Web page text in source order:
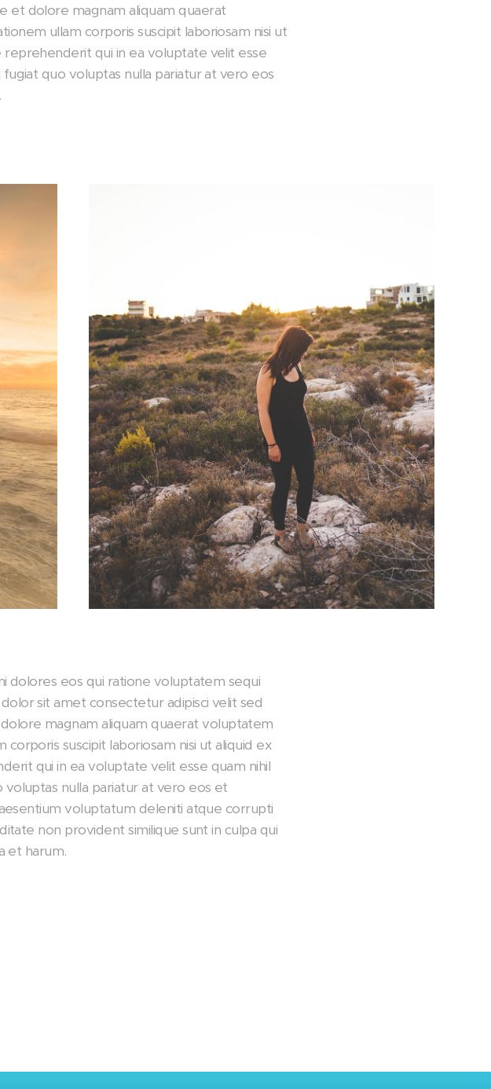
et dolore magnam aliquam quaerat
ullam corporis suscipit laboriosam nisi ut
qui in ea voluptate velit esse
quo voluptas nulla pariatur at vero eos
dolores eos qui ratione voluptatem sequi
sit amet consectetur adipisci velit sed
magnam aliquam quaerat voluptatem
suscipit laboriosam nisi ut aliquid ex
qui in ea voluptate velit esse quam nihil
nulla pariatur at vero eos et
voluptatum deleniti atque corrupti
non provident similique sunt in culpa qui
et harum.